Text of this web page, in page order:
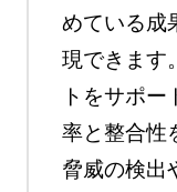
めている成
現できます
トをサポ
率と整合性
脅威の検出